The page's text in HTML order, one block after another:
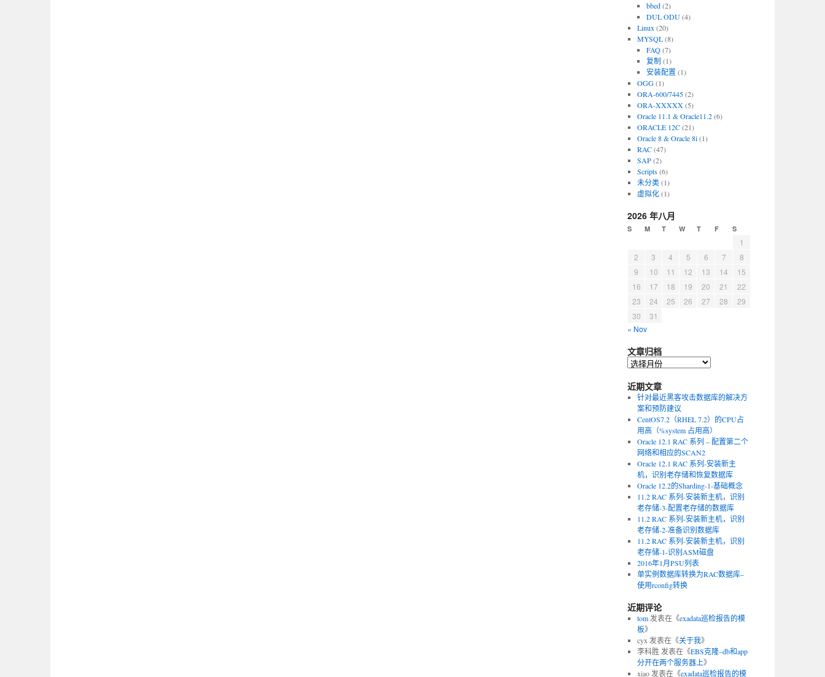
bbed(2)
DUL ODU(4)
Linux (20)
MYSQL(8)
FAQ(7)
复制 (1)
安装配置 (1)
OGG(1)
ORA-600/7445(2)
ORA-XXXXX(5)
Oracle 11.1 & Oracle11.2(6)
ORACLE 12C(21)
Oracle 8 & Oracle 8i(1)
RAC(47)
SAP(2)
Scripts(6)
未分类(1)
虚拟化(1)
2026 年八月
S M T W T F S
« Nov
1
2
3 4 5 6 7
8
9
10 11 12 13 14
15
16
17 18 19 20 21
22
23
24 25 26 27 28
29
30
31
文章归档
近期文章
针对最近黑客攻击数据库的解决方
案和预防建议
CentOS7.2（RHEL 7.2）的CPU占
用高（%system 占用高）
Oracle 12.1 RAC 系列 – 配置第二个
网络和相应的SCAN2
Oracle 12.1 RAC 系列-安装新主
机，识别老存储和恢复数据库
Oracle 12.2的Sharding-1-基础概念
11.2 RAC 系列-安装新主机，识别
老存储-3-配置老存储的数据库
11.2 RAC 系列-安装新主机，识别
老存储-2-准备识别数据库
11.2 RAC 系列-安装新主机，识别
老存储-1-识别ASM磁盘
2016年1月PSU列表
单实例数据库转换为RAC数据库–
使用rconfig转换
近期评论
tom发表在《exadata巡检报告的模
板》
cyx 发表在《关于我》
李科胜发表在《EBS克隆–db和app
分开在两个服务器上》
xiao发表在《exadata巡检报告的模